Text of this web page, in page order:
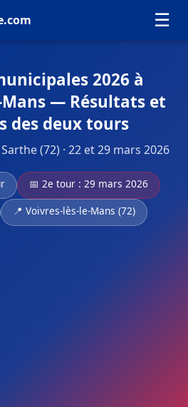
☰
2026 à
— Résultats et
des deux tours
(72) · 22 et 29 mars 2026
📅 2e tour : 29 mars 2026
📍 Voivres-lès-le-Mans (72)